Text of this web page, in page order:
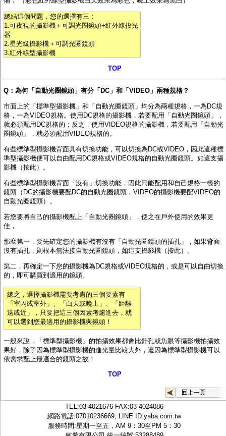
總結這個問題，您的選擇有三：
1.可夜視的攝影機＋可調光圈鏡頭+紅外線投光
器
2.星光級攝影機＋可調光圈鏡頭
3.紅外線型攝影機
TOP
Q：為何「自動光圈鏡頭」有分「DC」和「VIDEO」兩種規格？
市面上的「標準型攝影機」和「自動光圈鏡頭」均分為兩種規格，一為DC規
格，一為VIDEO規格。使用DC規格的攝影機，若要配用「自動光圈鏡頭」，
就必須配用DC規格的；反之，使用VIDEO規格的攝影機，若要配用「自動光
圈鏡頭」，就必須配用VIDEO規格的。
有些標準型攝影機背面具有切換功能，可以切換為DC或VIDEO，因此這種標
準型攝影機便可以自由配用DC規格或VIDEO規格的自動光圈鏡頭。如這支攝
影機（按此） 。
有些標準型攝影機背面「沒有」切換功能，因此只能配用和自己規格一樣的
鏡頭（DC的攝影機要配DC的自動光圈鏡頭，VIDEO的攝影機要配VIDEO的
自動光圈鏡頭）。
若您要將自己的攝影機配上「自動光圈鏡頭」，使之在戶外使用的效果更
佳，
那麼第一，要先確定您的攝影機有沒有「自動光圈鏡頭的插孔」，如果背面
沒有插孔，則根本無法接自動光圈鏡頭，如這支攝影機（按此） 。
第二，再確定一下您的攝影機為DC規格或VIDEO規格的，或是可以自由切換
的，即可購買到適用的鏡頭。
總之，選擇攝影機需要考慮的三個要素有
「室內或室外」、「白天或晚上」、「距離
遠或近」，只要把這三個因素考慮進去，就
可以選到您最適用的攝影機與鏡頭！
一般來說，「標準型攝影機」的拍攝效果都會比針孔或魚眼等攝影機拍攝效
果好，除了因為標準型攝影機的進光量比較大外，還因為標準型攝影機可以
依需求配上最適合的鏡頭之故！
TOP
TEL:03-4021676 FAX:03-4024086
網路電話:07010236669, LINE ID:yaba.com.tw
服務時間:星期一至五，AM 9：30至PM 5：30